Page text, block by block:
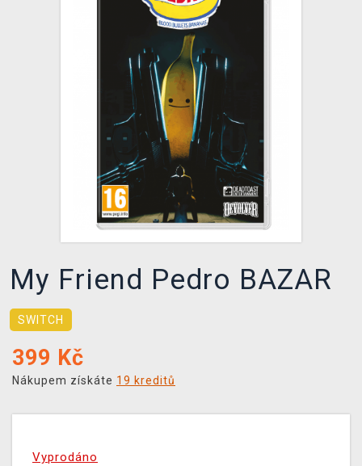
TCG & BOARDGAME HUB
VÝKUP HER (BAZAR)
My Friend Pedro BAZAR
SWITCH
399 Kč
Nákupem získáte 19 kreditů
Vyprodáno